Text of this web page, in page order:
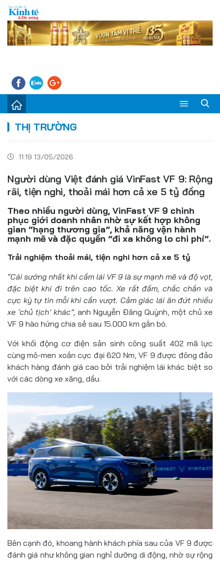
Kinh tế - Tiêu dùng
Đời sống
Thị trường
Đồ uống
Pháp luật
Multimedia
THỊ TRƯỜNG
11:19 13/05/2026
Người dùng Việt đánh giá VinFast VF 9: Rộng
rãi, tiện nghi, thoải mái hơn cả xe 5 tỷ đồng
Theo nhiều người dùng, VinFast VF 9 chinh
phục giới doanh nhân nhờ sự kết hợp không
gian “hạng thương gia”, khả năng vận hành
mạnh mẽ và đặc quyền “đi xa không lo chi phí”.
Trải nghiệm thoải mái, tiện nghi hơn cả xe 5 tỷ
“Cái sướng nhất khi cầm lái VF 9 là sự mạnh mẽ và độ vọt,
đặc biệt khi đi trên cao tốc. Xe rất đầm, chắc chắn và
cực kỳ tự tin mỗi khi cần vượt. Cảm giác lái ăn đứt nhiều
xe ‘chủ tịch’ khác”, anh Nguyễn Đăng Quỳnh, một chủ xe
VF 9 hào hứng chia sẻ sau 15.000 km gắn bó.
Với khối động cơ điện sản sinh công suất 402 mã lực
cùng mô-men xoắn cực đại 620 Nm, VF 9 được đông đảo
khách hàng đánh giá cao bởi trải nghiệm lái khác biệt so
với các dòng xe xăng, dầu.
Bên cạnh đó, khoang hành khách phía sau của VF 9 được
đánh giá như không gian nghỉ dưỡng di động, nhờ sự rộng